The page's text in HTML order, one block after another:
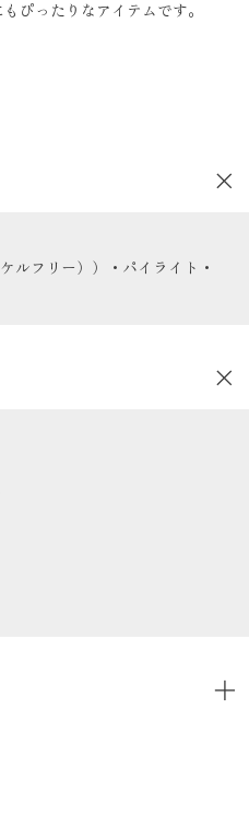
ぴったりなアイテムです。
ルフリー））・パイライト・